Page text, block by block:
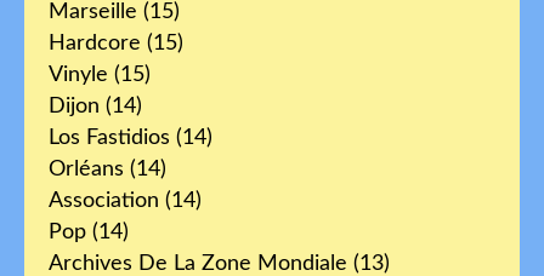
Marseille (15)
Hardcore (15)
Vinyle (15)
Dijon (14)
Los Fastidios (14)
Orléans (14)
Association (14)
Pop (14)
Archives De La Zone Mondiale (13)